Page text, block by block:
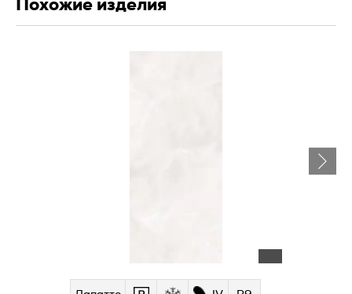
Похожие изделия